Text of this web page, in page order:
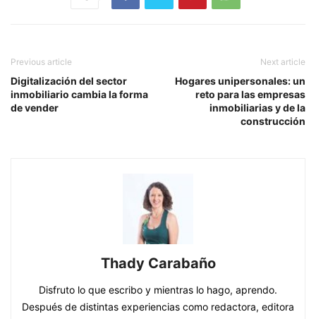
Previous article
Digitalización del sector
inmobiliario cambia la forma
de vender
Next article
Hogares unipersonales: un
reto para las empresas
inmobiliarias y de la
construcción
Thady Carabaño
Disfruto lo que escribo y mientras lo hago, aprendo.
Después de distintas experiencias como redactora, editora